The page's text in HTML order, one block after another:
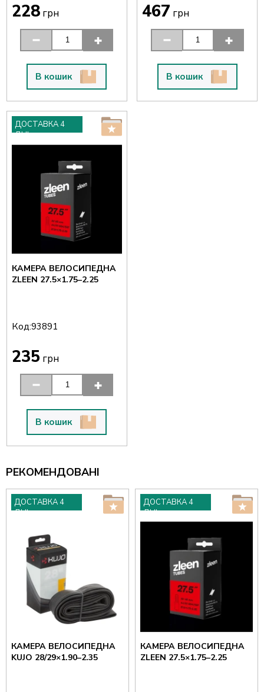
228грн
В кошик
467 грн
В кошик
ДОСТАВКА 4
ДНІ
КАМЕРА ВЕЛОСИПЕДНА
ZLEEN 27.5×1.75–2.25
Код:93891
235 грн
В кошик
РЕКОМЕНДОВАНІ
ДОСТАВКА 4
ДНІ
КАМЕРА ВЕЛОСИПЕДНА
KUJO 28/29×1.90–2.35
ДОСТАВКА 4
ДНІ
КАМЕРА ВЕЛОСИПЕДНА
ZLEEN 27.5×1.75–2.25